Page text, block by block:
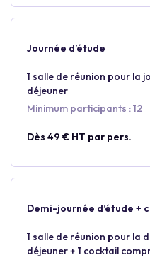
Journée d’étude
1 salle de réunion pour la
déjeuner
Minimum participants : 12
Dès 49 € HT par pers.
Demi-journée d’étude +
1 salle de réunion pour la
déjeuner + 1 cocktail